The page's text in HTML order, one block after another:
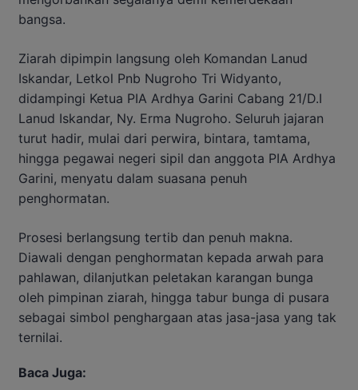
bangsa.
Ziarah dipimpin langsung oleh Komandan Lanud
Iskandar, Letkol Pnb Nugroho Tri Widyanto,
didampingi Ketua PIA Ardhya Garini Cabang 21/D.I
Lanud Iskandar, Ny. Erma Nugroho. Seluruh jajaran
turut hadir, mulai dari perwira, bintara, tamtama,
hingga pegawai negeri sipil dan anggota PIA Ardhya
Garini, menyatu dalam suasana penuh
penghormatan.
Prosesi berlangsung tertib dan penuh makna.
Diawali dengan penghormatan kepada arwah para
pahlawan, dilanjutkan peletakan karangan bunga
oleh pimpinan ziarah, hingga tabur bunga di pusara
sebagai simbol penghargaan atas jasa-jasa yang tak
ternilai.
Baca Juga: